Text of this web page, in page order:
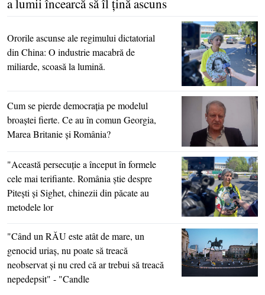
a lumii încearcă să îl ţină ascuns
Ororile ascunse ale regimului dictatorial
din China: O industrie macabră de
miliarde, scoasă la lumină.
Cum se pierde democraţia pe modelul
broaştei fierte. Ce au în comun Georgia,
Marea Britanie şi România?
"Această persecuţie a început în formele
cele mai terifiante. România ştie despre
Piteşti şi Sighet, chinezii din păcate au
metodele lor
"Când un RĂU este atât de mare, un
genocid uriaş, nu poate să treacă
neobservat şi nu cred că ar trebui să treacă
nepedepsit" - "Candle